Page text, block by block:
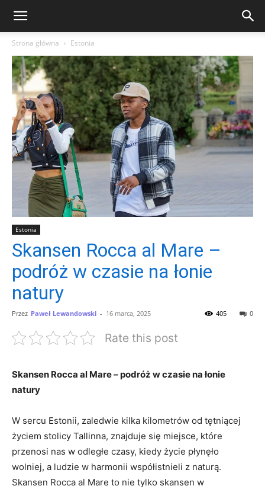
Strona główna Estonia
Estonia
Skansen Rocca al Mare –
podróż w czasie na łonie
natury
Przez Paweł Lewandowski - 16 marca, 2025 0
405
Rate this post
Skansen Rocca al ‌Mare – podróż w czasie na łonie​
natury
W sercu Estonii,​ zaledwie kilka kilometrów od tętniącej
życiem stolicy⁤ Tallinna,⁤ znajduje ⁢się‍ miejsce, ⁣które
przenosi nas w odległe czasy, kiedy życie‍ płynęło
wolniej, a ludzie ⁤w harmonii współistnieli z ⁣naturą.
Skansen Rocca al Mare ‌to nie tylko skansen w